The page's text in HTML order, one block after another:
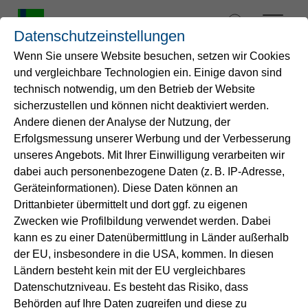
springen
Startseite
Wasser
Service
Energie
B2B-Lösungen
Unternehmen
Partnerschaften auf Augenhöhe
Datenschutzeinstellungen
Wenn Sie unsere Website besuchen, setzen wir Cookies
und vergleichbare Technologien ein. Einige davon sind
technisch notwendig, um den Betrieb der Website
sicherzustellen und können nicht deaktiviert werden.
Andere dienen der Analyse der Nutzung, der
Erfolgsmessung unserer Werbung und der Verbesserung
unseres Angebots. Mit Ihrer Einwilligung verarbeiten wir
dabei auch personenbezogene Daten (z. B. IP-Adresse,
Geräteinformationen). Diese Daten können an
Drittanbieter übermittelt und dort ggf. zu eigenen
Zwecken wie Profilbildung verwendet werden. Dabei
kann es zu einer Datenübermittlung in Länder außerhalb
der EU, insbesondere in die USA, kommen. In diesen
Ländern besteht kein mit der EU vergleichbares
Datenschutzniveau. Es besteht das Risiko, dass
Behörden auf Ihre Daten zugreifen und diese zu